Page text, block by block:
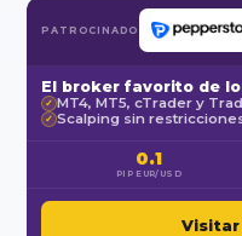
PATROCINADO
El broker favorito de
✓ MT4, MT5, cTrader y
✓ Scalping sin
0.1
PIP EUR/USD